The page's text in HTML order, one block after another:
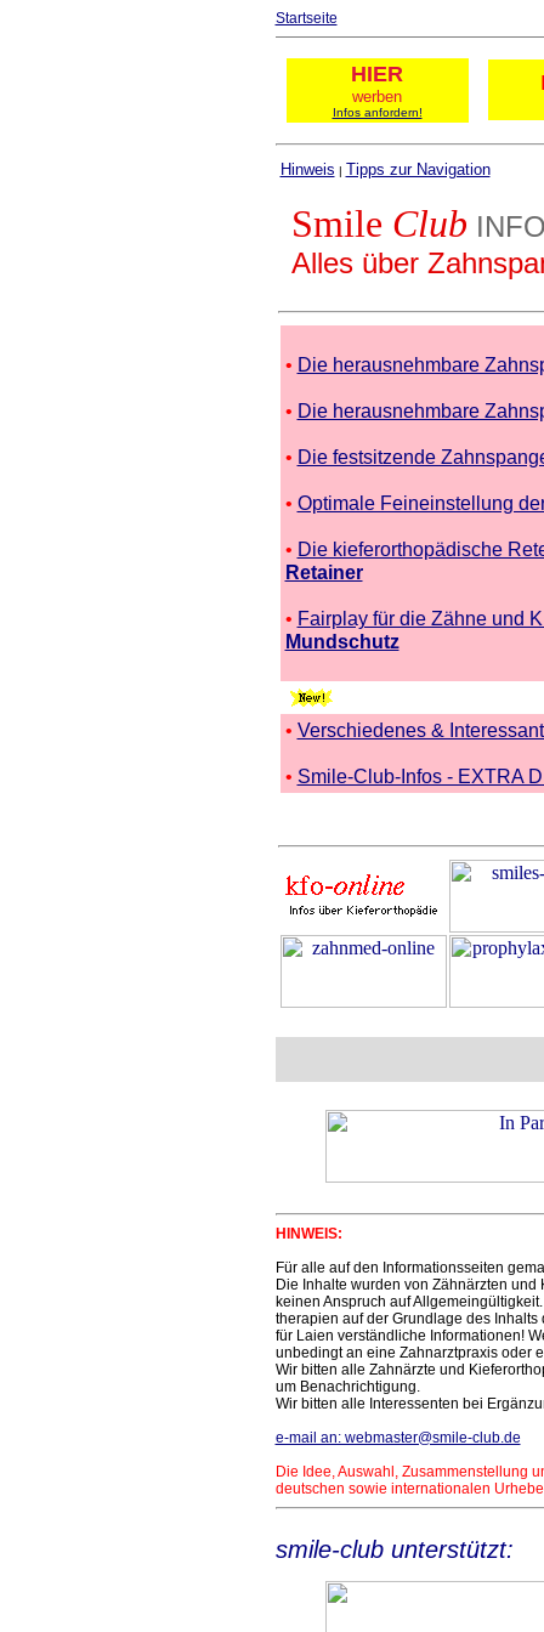
Startseite
HIER
werben
Infos anfordern!
Hinweis | Tipps zur Navigation
Smile Club
Alles über
• Die herausnehmbare
• Die herausnehmbare
• Die festsitzende
• Optimale Feineinstellung
• Die kieferorthopädische
Retainer
• Fairplay für die Zähne und
Mundschutz
• Verschiedenes &
• Smile-Club-Infos - EXTRA
HINWEIS:
Für alle auf den Informationsseiten
Die Inhalte wurden von Zähnärzten
keinen Anspruch auf
therapien auf der Grundlage des
für Laien verständliche Informationen!
unbedingt an eine Zahnarztpraxis oder
Wir bitten alle Zahnärzte und
um Benachrichtigung.
Wir bitten alle Interessenten bei
e-mail an: webmaster@smile-club.de
Die Idee, Auswahl, Zusammenstellung
deutschen sowie internationalen
smile-club unterstützt: